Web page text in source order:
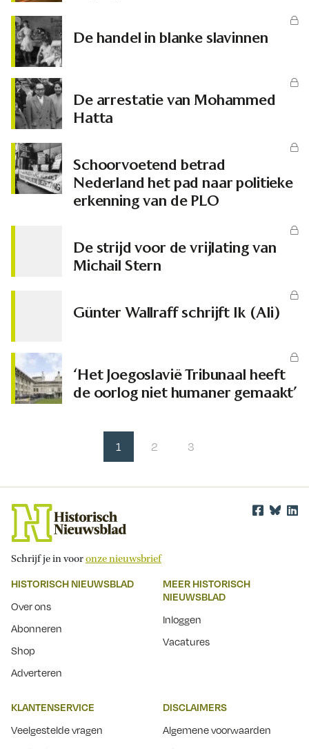
De handel in blanke slavinnen
De arrestatie van Mohammed
Hatta
Schoorvoetend betrad
Nederland het pad naar politieke
erkenning van de PLO
De strijd voor de vrijlating van
Michail Stern
Günter Wallraff schrijft Ik (Ali)
‘Het Joegoslavië Tribunaal heeft
de oorlog niet humaner gemaakt’
1 2 3
Schrijf je in vooronze nieuwsbrief
HISTORISCH NIEUWSBLAD
Over ons
Abonneren
Shop
Adverteren
MEER HISTORISCH
NIEUWSBLAD
Inloggen
Vacatures
KLANTENSERVICE
Veelgestelde vragen
DISCLAIMERS
Algemene voorwaarden